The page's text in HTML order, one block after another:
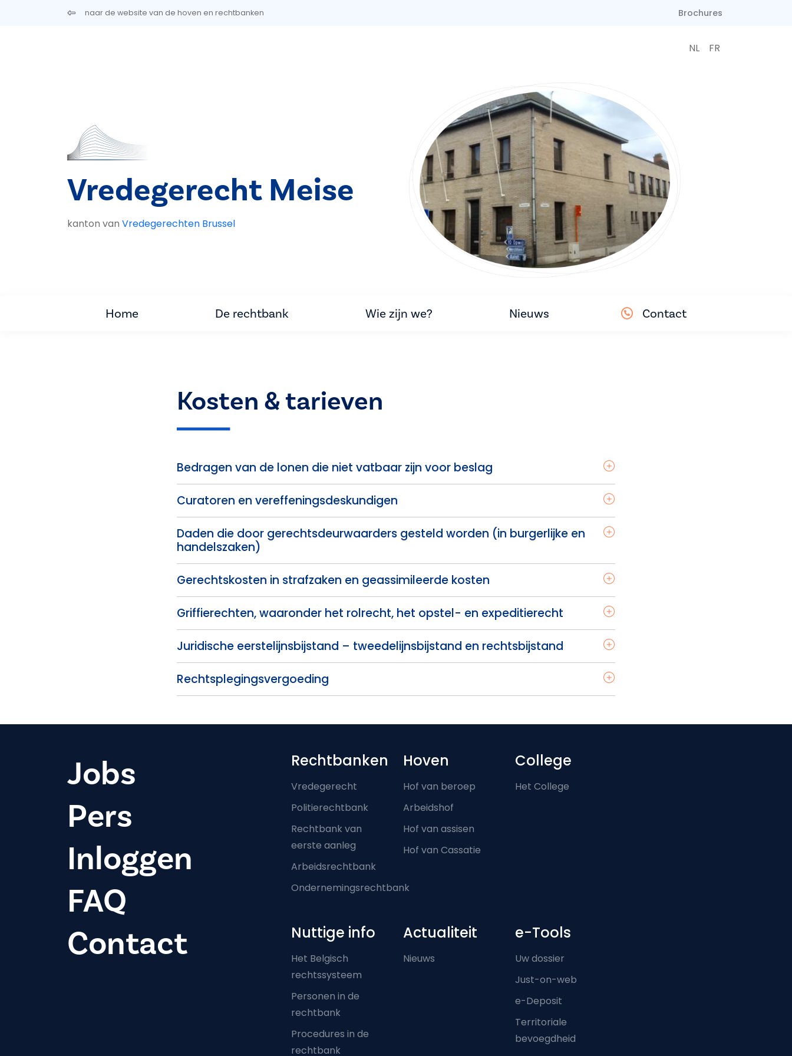
Overslaan en naar de inhoud gaannaar de website van de hoven en rechtbanken Brochures
NL FR
Vredegerecht Meise
kanton van Vredegerechten Brussel
Home De rechtbank Wie zijn we? Nieuws Contact
Kosten & tarieven
Bedragen van de lonen die niet vatbaar zijn voor beslag
Curatoren en vereffeningsdeskundigen
Daden die door gerechtsdeurwaarders gesteld worden (in burgerlijke en
handelszaken)
Gerechtskosten in strafzaken en geassimileerde kosten
Griffierechten, waaronder het rolrecht, het opstel- en expeditierecht
Juridische eerstelijnsbijstand – tweedelijnsbijstand en rechtsbijstand
Rechtsplegingsvergoeding
Jobs
Pers
Inloggen
FAQ
Contact
Footer-menu
Rechtbanken
Vredegerecht
Politierechtbank
Rechtbank van
eerste aanleg
Arbeidsrechtbank
Ondernemingsrechtbank
Hoven
Hof van beroep
Arbeidshof
Hof van assisen
Hof van Cassatie
College
Het College
Nuttige info
Het Belgisch
rechtssysteem
Personen in de
rechtbank
Procedures in de
rechtbank
Actualiteit
Nieuws
e-Tools
Uw dossier
Just-on-web
e-Deposit
Territoriale
bevoegdheid